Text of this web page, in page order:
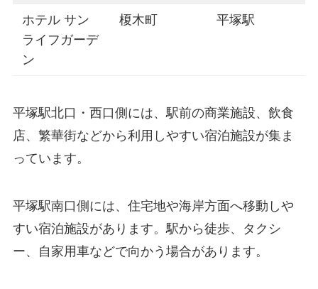
ホテル サン
ライフガーデ
ン
榎木町 平塚駅
平塚駅北口・西口側には、駅前の商業施設、飲食
店、繁華街などから利用しやすい宿泊施設が集ま
っています。
平塚駅南口側には、住宅地や海岸方面へ移動しや
すい宿泊施設があります。駅から徒歩、タクシ
ー、自家用車などで向かう場合があります。